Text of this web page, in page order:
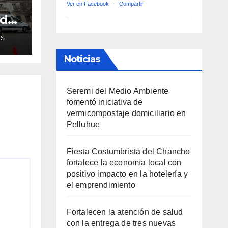
Ver en Facebook · Compartir
Noticias
Seremi del Medio Ambiente
fomentó iniciativa de
vermicompostaje domiciliario en
Pelluhue
Fiesta Costumbrista del Chancho
fortalece la economía local con
positivo impacto en la hotelería y
el emprendimiento
Fortalecen la atención de salud
con la entrega de tres nuevas